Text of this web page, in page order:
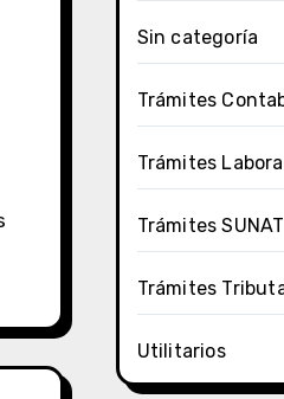
Sin categoría
Trámites
Trámites
Trámites SUNAT
Trámites
Utilitarios